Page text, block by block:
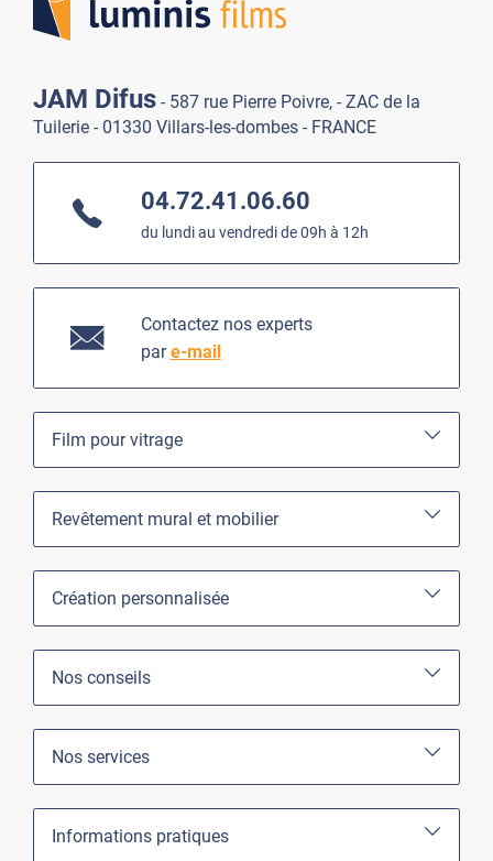
JAM Difus - 587 rue Pierre Poivre, - ZAC de la
Tuilerie - 01330 Villars-les-dombes - FRANCE
04.72.41.06.60
du lundi au vendredi de 09h à 12h
Contactez nos experts
pare-mail
Film pour vitrage
Revêtement mural et mobilier
Création personnalisée
Nos conseils
Nos services
Informations pratiques